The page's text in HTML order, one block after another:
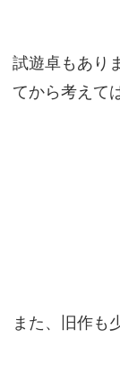
試遊卓もあり
てから考えて
また、旧作も